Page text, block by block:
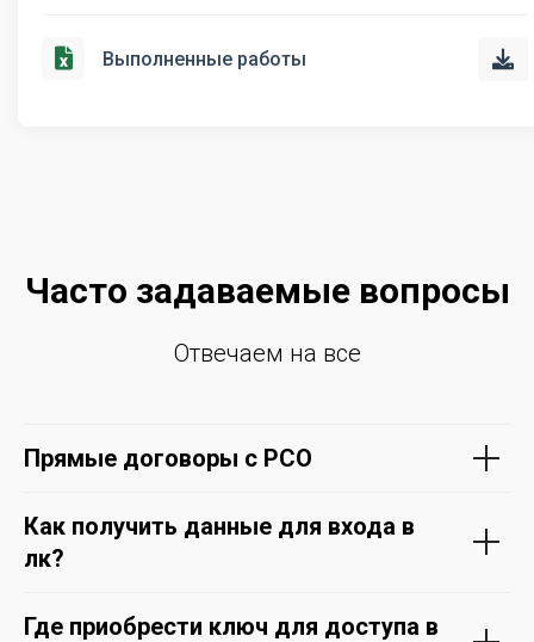
Выполненные работы
Часто задаваемые вопросы
Отвечаем на все
Прямые договоры с РСО
Как получить данные для входа в
лк?
Где приобрести ключ для доступа в